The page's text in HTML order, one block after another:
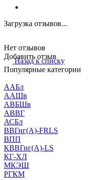
Загрузка отзывов...
Нет отзывов
Добавить отзыв
Назад к списку
Популярные категории
ААБл
ААШв
АВБШв
АВВГ
АСБл
ВВГнг(А)-FRLS
ВПП
КВВГнг(А)-LS
КГ-ХЛ
МКЭШ
РГКМ